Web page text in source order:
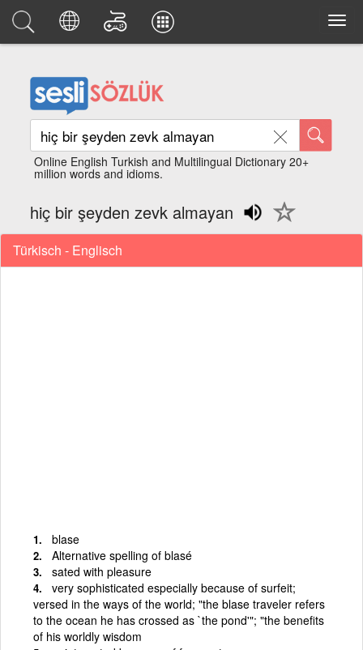
Online English Turkish and Multilingual Dictionary 20+
million words and idioms.
hiç bir şeyden zevk almayan
Türkisch - Englisch
blase
Alternative spelling of blasé
sated with pleasure
very sophisticated especially because of surfeit;
versed in the ways of the world; "the blase traveler refers
to the ocean he has crossed as `the pond'"; "the benefits
of his worldly wisdom